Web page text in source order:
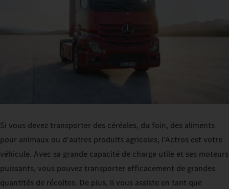
Si vous devez transporter des céréales, du foin, des aliments
pour animaux ou d'autres produits agricoles, l'Actros est votre
véhicule. Avec sa grande capacité de charge utile et ses moteurs
puissants, vous pouvez transporter efficacement de grandes
quantités de récoltes. De plus, il vous assiste en tant que